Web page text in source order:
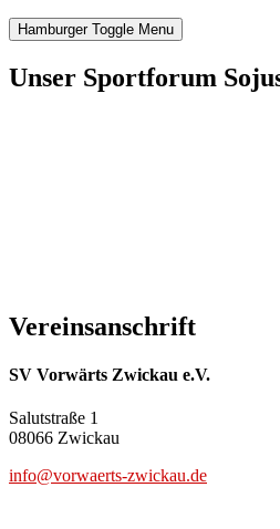
Hamburger Toggle Menu
Unser Sportforum
Vereinsanschrift
SV Vorwärts Zwickau e.V.
Salutstraße 1
08066 Zwickau
info@vorwaerts-zwickau.de